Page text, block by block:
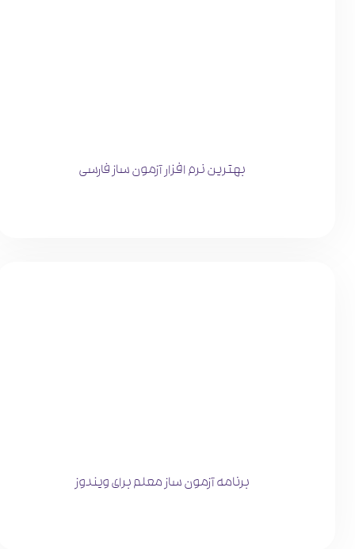
بهترین نرم افزار آزمون ساز فارسی
برنامه آزمون ساز معلم برای ویندوز